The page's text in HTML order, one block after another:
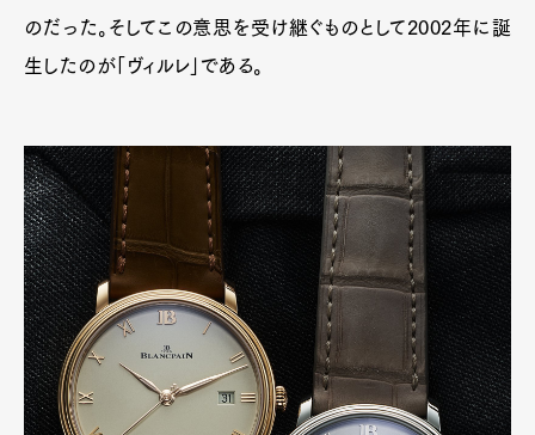
のだった。そしてこの意思を受け継ぐものとして2002年に誕
生したのが「ヴィルレ」である。